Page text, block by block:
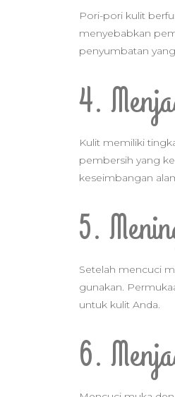
Pori-pori kulit
menyebabkan
penyumbatan
4.
Kulit memiliki
pembersih yang
keseimbangan
5.
Setelah mencuci
gunakan.
untuk kulit Anda.
6.